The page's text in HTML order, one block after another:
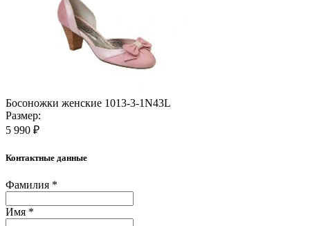
Босоножки женские 1013-3-1N43L
Размер:
5 990 ₽
Контактные данные
Фамилия *
Имя *